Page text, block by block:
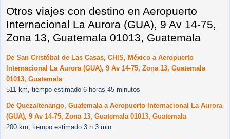
Otros viajes con destino en Aeropuerto
Internacional La Aurora (GUA), 9 Av 14-75,
Zona 13, Guatemala 01013, Guatemala
De San Cristóbal de Las Casas, CHIS, México a Aeropuerto
Internacional La Aurora (GUA), 9 Av 14-75, Zona 13, Guatemala
01013, Guatemala
511 km, tiempo estimado 6 horas 45 minutos
De Quezaltenango, Guatemala a Aeropuerto Internacional La Aurora
(GUA), 9 Av 14-75, Zona 13, Guatemala 01013, Guatemala
200 km, tiempo estimado 3 h 3 min